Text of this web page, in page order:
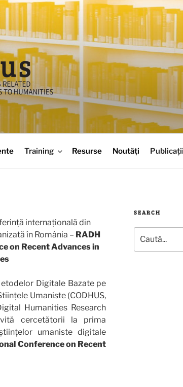
Training Resurse Noutăți Publicații
internațională din
în România – RADH
on Recent Advances in
Digitale Bazate pe
Umaniste (CODHUS,
Humanities Research
cercetătorii la prima
umaniste digitale
Conference on Recent
SEARCH
după: